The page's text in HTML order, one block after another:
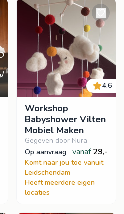
4.6
Workshop
Babyshower Vilten
Mobiel Maken
Gegeven door Nura
op aanvraag
vanaf 29,-
Komt naar jou toe vanuit
Leidschendam
Heeft meerdere eigen
locaties